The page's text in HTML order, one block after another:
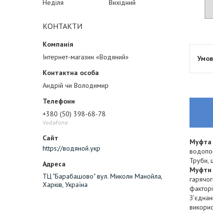
Неділя
Вихідний
КОНТАКТИ
Інтернет-магазин «Водяний»
Андрій чи Володимир
+380 (50) 398-68-78
Vodafone
https://водяной.укр
ТЦ "Барабашово" вул. Миколи Манойла,
Харків, Україна
Муфта
Труби,
Муфти